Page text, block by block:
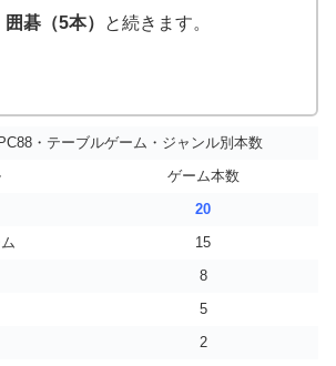
碁（5本）
と続きます。
・テーブルゲーム・ジャンル別本数
ゲーム本数
20
15
8
5
2